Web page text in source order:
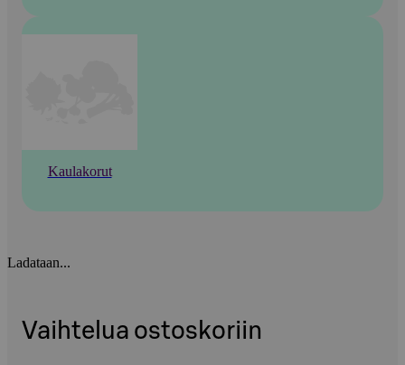
Kaulakorut
Ladataan...
Vaihtelua ostoskoriin